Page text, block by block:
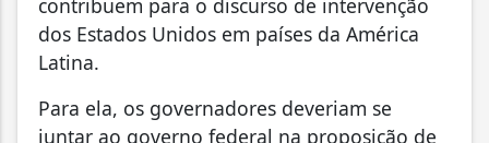
contribuem para o discurso de intervenção
dos Estados Unidos em países da América
Latina.
Para ela, os governadores deveriam se
juntar ao governo federal na proposição de